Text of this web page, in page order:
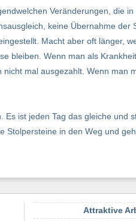
Veränderungen, die
keine Übernahme der
Macht aber oft länger,
bleiben. Wenn man als
mal ausgezahlt. Wenn man
ist jeden Tag das gleiche und
Stolpersteine in den Weg und
Attraktive